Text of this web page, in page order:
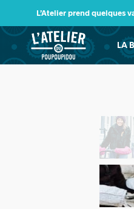
L’Atelier prend quelques
LA